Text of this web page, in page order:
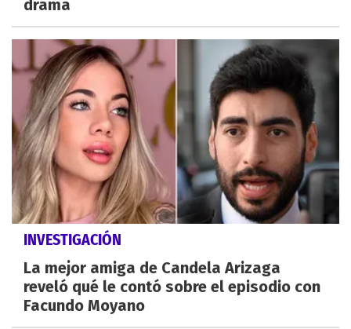
drama
INVESTIGACIÓN
La mejor amiga de Candela Arizaga
reveló qué le contó sobre el episodio con
Facundo Moyano